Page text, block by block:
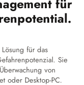
für
für das
Sie
von
oder Desktop-PC.